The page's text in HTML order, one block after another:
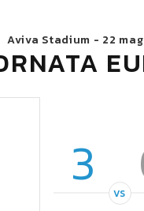
Aviva Stadium - 22
3 VS